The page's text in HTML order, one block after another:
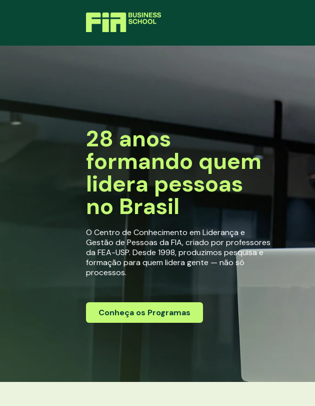
28 anos
formando quem
lidera pessoas
no Brasil
O Centro de Conhecimento em Liderança e
Gestão de Pessoas da FIA, criado por professores
da FEA-USP. Desde 1998, produzimos pesquisa e
formação para quem lidera gente — não só
processos.
Conheça os Programas